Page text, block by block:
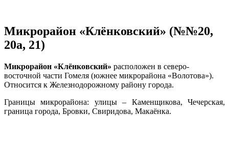
Микрорайон «Клёнковский» (№№20,
20а, 21)
Микрорайон «Клёнковский» расположен в северо-
восточной части Гомеля (южнее микрорайона «Волотова»).
Относится к Железнодорожному району города.
Границы микрорайона: улицы – Каменщикова, Чечерская,
граница города, Бровки, Свиридова, Макаёнка.